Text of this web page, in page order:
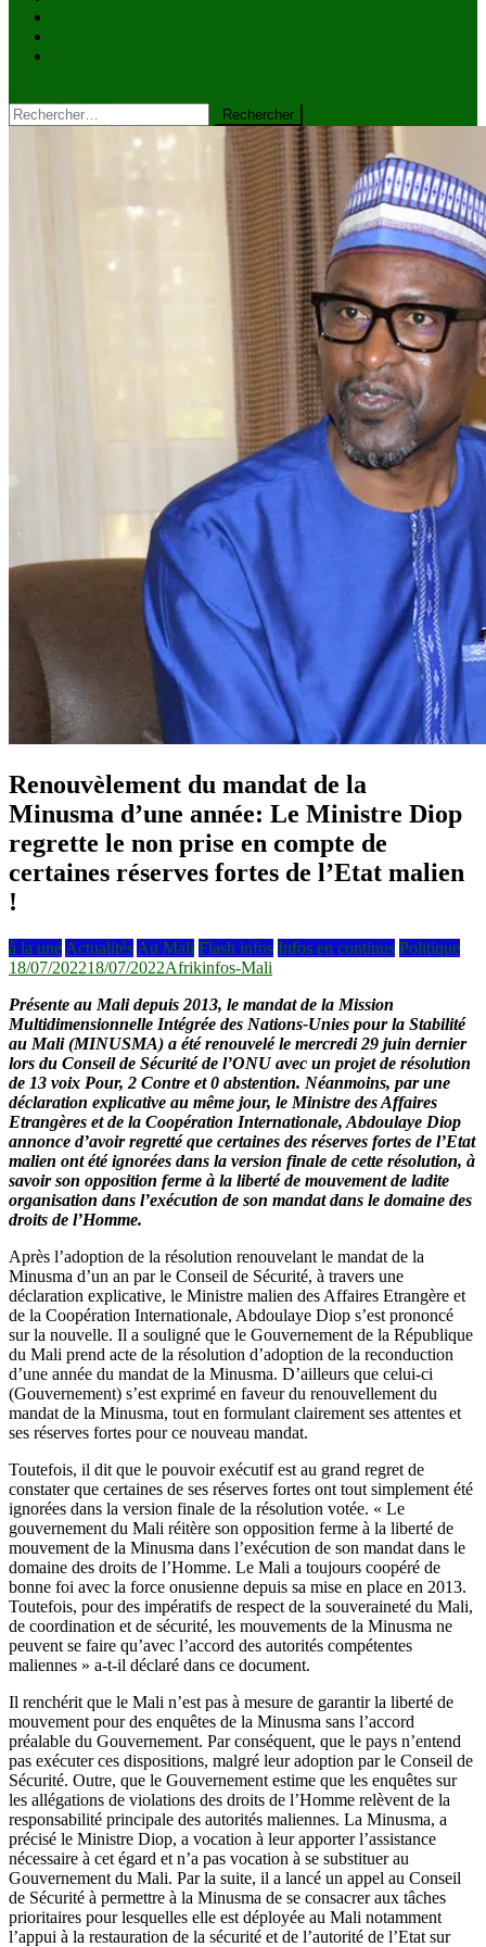
Rechercher :
Renouvèlement du mandat de la
Minusma d’une année: Le Ministre Diop
regrette le non prise en compte de
certaines réserves fortes de l’Etat malien
!
à la une Actualités Au Mali Flash infos Infos en continus Politique
18/07/202218/07/2022Afrikinfos-Mali
Présente au Mali depuis 2013, le mandat de la Mission
Multidimensionnelle Intégrée des Nations-Unies pour la Stabilité
au Mali (MINUSMA) a été renouvelé le mercredi 29 juin dernier
lors du Conseil de Sécurité de l’ONU avec un projet de résolution
de 13 voix Pour, 2 Contre et 0 abstention. Néanmoins, par une
déclaration explicative au même jour, le Ministre des Affaires
Etrangères et de la Coopération Internationale, Abdoulaye Diop
annonce d’avoir regretté que certaines des réserves fortes de l’Etat
malien ont été ignorées dans la version finale de cette résolution, à
savoir son opposition ferme à la liberté de mouvement de ladite
organisation dans l’exécution de son mandat dans le domaine des
droits de l’Homme.
Après l’adoption de la résolution renouvelant le mandat de la
Minusma d’un an par le Conseil de Sécurité, à travers une
déclaration explicative, le Ministre malien des Affaires Etrangère et
de la Coopération Internationale, Abdoulaye Diop s’est prononcé
sur la nouvelle. Il a souligné que le Gouvernement de la République
du Mali prend acte de la résolution d’adoption de la reconduction
d’une année du mandat de la Minusma. D’ailleurs que celui-ci
(Gouvernement) s’est exprimé en faveur du renouvellement du
mandat de la Minusma, tout en formulant clairement ses attentes et
ses réserves fortes pour ce nouveau mandat.
Toutefois, il dit que le pouvoir exécutif est au grand regret de
constater que certaines de ses réserves fortes ont tout simplement été
ignorées dans la version finale de la résolution votée. « Le
gouvernement du Mali réitère son opposition ferme à la liberté de
mouvement de la Minusma dans l’exécution de son mandat dans le
domaine des droits de l’Homme. Le Mali a toujours coopéré de
bonne foi avec la force onusienne depuis sa mise en place en 2013.
Toutefois, pour des impératifs de respect de la souveraineté du Mali,
de coordination et de sécurité, les mouvements de la Minusma ne
peuvent se faire qu’avec l’accord des autorités compétentes
maliennes » a-t-il déclaré dans ce document.
Il renchérit que le Mali n’est pas à mesure de garantir la liberté de
mouvement pour des enquêtes de la Minusma sans l’accord
préalable du Gouvernement. Par conséquent, que le pays n’entend
pas exécuter ces dispositions, malgré leur adoption par le Conseil de
Sécurité. Outre, que le Gouvernement estime que les enquêtes sur
les allégations de violations des droits de l’Homme relèvent de la
responsabilité principale des autorités maliennes. La Minusma, a
précisé le Ministre Diop, a vocation à leur apporter l’assistance
nécessaire à cet égard et n’a pas vocation à se substituer au
Gouvernement du Mali. Par la suite, il a lancé un appel au Conseil
de Sécurité à permettre à la Minusma de se consacrer aux tâches
prioritaires pour lesquelles elle est déployée au Mali notamment
l’appui à la restauration de la sécurité et de l’autorité de l’Etat sur